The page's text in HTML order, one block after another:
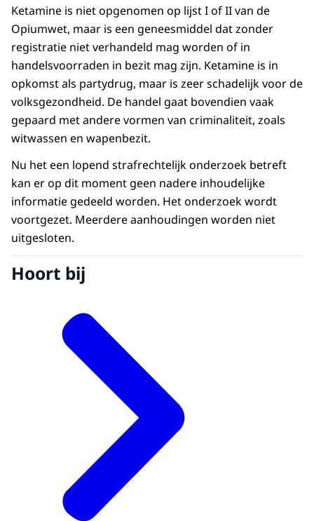
Ketamine is niet opgenomen op lijst I of II van de
Opiumwet, maar is een geneesmiddel dat zonder
registratie niet verhandeld mag worden of in
handelsvoorraden in bezit mag zijn. Ketamine is in
opkomst als partydrug, maar is zeer schadelijk voor de
volksgezondheid. De handel gaat bovendien vaak
gepaard met andere vormen van criminaliteit, zoals
witwassen en wapenbezit.
Nu het een lopend strafrechtelijk onderzoek betreft
kan er op dit moment geen nadere inhoudelijke
informatie gedeeld worden. Het onderzoek wordt
voortgezet. Meerdere aanhoudingen worden niet
uitgesloten.
Hoort bij